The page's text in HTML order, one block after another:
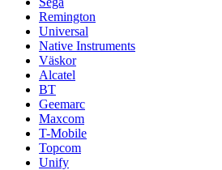
Remington
Universal
Native Instruments
Väskor
Alcatel
BT
Geemarc
Maxcom
T-Mobile
Topcom
Unify